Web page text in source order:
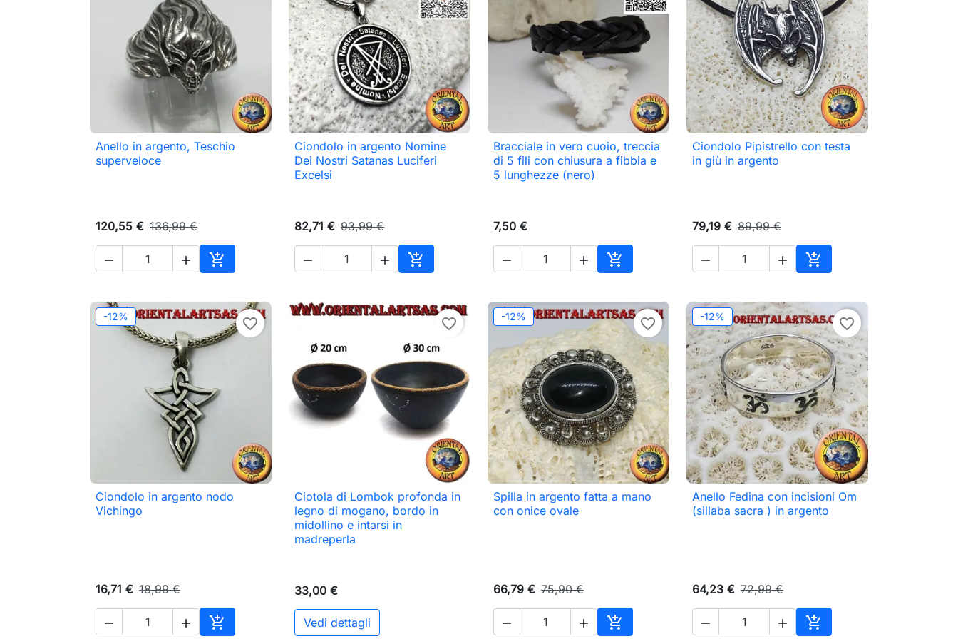
 Anteprima
Anello in argento, Teschio
superveloce
120,55 € 136,99 €
  
Aggiungi al carrello
 Anteprima
Ciondolo in argento Nomine
Dei Nostri Satanas Luciferi
Excelsi
82,71 € 93,99 €
  
Aggiungi al carrello
 Anteprima
Bracciale in vero cuoio, treccia
di 5 fili con chiusura a fibbia e
5 lunghezze (nero)
7,50 €
  
Aggiungi al carrello
 Anteprima
Ciondolo Pipistrello con testa
in giù in argento
79,19 € 89,99 €
  
Aggiungi al carrello
-12% favorite_border
 Anteprima
Ciondolo in argento nodo
Vichingo
16,71 € 18,99 €
  
favorite_border
 Anteprima
Ciotola di Lombok profonda in
legno di mogano, bordo in
midollino e intarsi in
madreperla
33,00 €
Vedi dettagli
-12% favorite_border
 Anteprima
Spilla in argento fatta a mano
con onice ovale
66,79 € 75,90 €
  
-12% favorite_border
 Anteprima
Anello Fedina con incisioni Om
(sillaba sacra ) in argento
64,23 € 72,99 €
  